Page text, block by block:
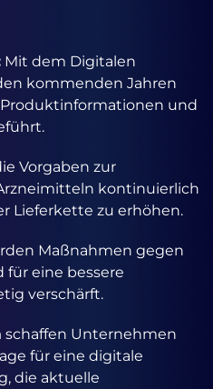
Mit dem Digitalen
kommenden Jahren
und
Vorgaben zur
kontinuierlich
Lieferkette zu erhöhen.
Maßnahmen gegen
eine bessere
verschärft.
schaffen Unternehmen
für eine digitale
die aktuelle